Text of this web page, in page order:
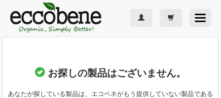
Toggle
お探しの製品はございません。
あなたが探している製品は、エコベネがもう提供していない製品である